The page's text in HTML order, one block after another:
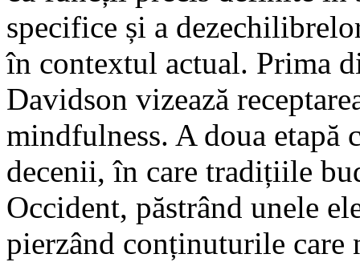
specifice și a
în contextul actual. Prima
Davidson vizează
mindfulness. A doua
decenii, în care tradițiile
Occident, păstrând unele
pierzând conținuturile care